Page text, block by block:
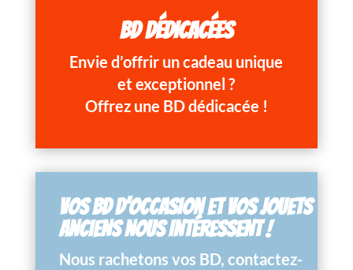
BD DÉDICACÉES
Envie d’offrir un cadeau unique
et exceptionnel ?
Offrez une BD dédicacée !
VOS BD D’OCCASION ET VOS JOUETS
ANCIENS NOUS INTÉRESSENT !
Nous rachetons vos BD, contactez-